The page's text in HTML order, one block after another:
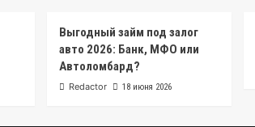
Выгодный займ под залог
авто 2026: Банк, МФО или
Автоломбард?
Redactor 18 июня 2026